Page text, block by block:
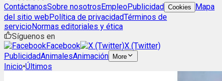
ContáctanosSobre nosotrosEmpleoPublicidad Cookies
Mapa
del sitio webPolítica de privacidadTérminos de
servicioNormas editoriales y ética
Síguenos en
Facebook
X (Twitter)
PublicidadAnimalesAnimación More
Inicio•Últimos